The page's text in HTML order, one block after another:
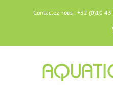
Contactez nous : +32 (0)10